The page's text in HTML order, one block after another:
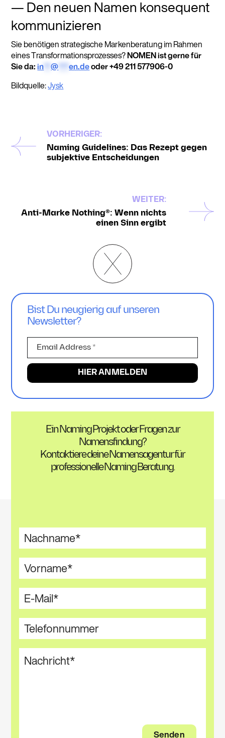
Den neuen Namen konsequent
kommunizieren
Sie benötigen strategische Markenberatung im Rahmen
eines Transformationsprozesses?NOMEN ist gerne für
Sie da:in **@ ***en.deoder +49 211 577906-0
Bildquelle:Jysk
VORHERIGER:
Naming Guidelines: Das Rezept gegen
subjektive Entscheidungen
WEITER:
Anti-Marke Nothing®: Wenn nichts
einen Sinn ergibt
Bist Du neugierig auf unseren
Newsletter?
Ein Naming Projekt oder Fragen zur
Namensfindung?
Kontaktiere deine Namensagentur für
professionelle Naming Beratung.